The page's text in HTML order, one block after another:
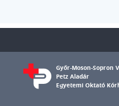
Győr-Moson-Sopron
Petz Aladár
Egyetemi Oktató